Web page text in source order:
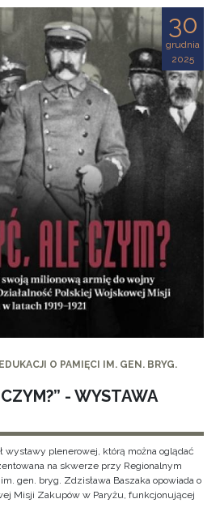
30
grudnia
2025
O PAMIĘCI IM. GEN. BRYG.
- WYSTAWA
wystawy plenerowej, którą można oglądać
na skwerze przy Regionalnym
gen. bryg. Zdzisława Baszaka opowiada o
Misji Zakupów w Paryżu, funkcjonującej